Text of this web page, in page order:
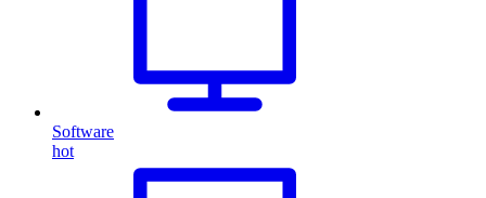
Software
hot